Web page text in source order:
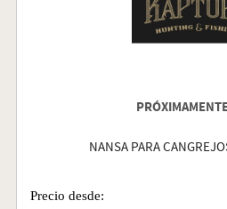
NANSA PARA
Precio desde: